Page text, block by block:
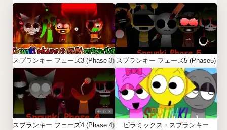
スプランキー フェーズ3 (Phase 3) スプランキー フェーズ5 (Phase5)
スプランキー フェーズ4 (Phase 4)
ピラミックス・スプランキー